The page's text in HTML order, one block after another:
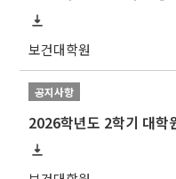
보건대학원
공지사항
2026학년도 2학기 대학